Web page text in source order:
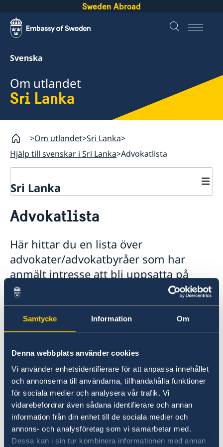
Samtycke Information Om
Denna webbplats använder cookies
Vi använder enhetsidentifierare för att anpassa innehållet
och annonserna till användarna, tillhandahålla funktioner
för sociala medier och analysera vår trafik. Vi
vidarebefordrar även sådana identifierare och annan
information från din enhet till de sociala medier och
annons- och analysföretag som vi samarbetar med.
Dessa kan i sin tur kombinera informationen med annan
Sweden Abroad
Svenska
Om utlandet
Sri Lanka
Om utlandet Sri Lanka
Hjälp till svenskar i Sri Lanka Advokatlista
Sri Lanka
Hjälp till svenskar i Sri Lanka
Advokatlista
Pass i Sri Lanka
Reseinformation
Ambassaden reseinformation
Aktuella händelser
Terrorism
Naturförhållanden och katastrofer
Hälso- och sjukvård
Lokala lagar och sedvänjor
Kriminalitet och personlig säkerhet
Trafiksäkerhet
Advokatlista
Här hittar du en lista över
advokater/advokatbyråer som har
anmält intresse att bli uppsatta på
ambassadens upprättad advokatlista
för Sri Lanka.
helst ansvar för val av advokat och inte heller
för de råd eller anvisningar ombudet lämnar.
Du måste själv betala ombudets arvode.
Ladda ner advokatlistan här.
Senast uppdaterad 01 mars 2024, 10.12